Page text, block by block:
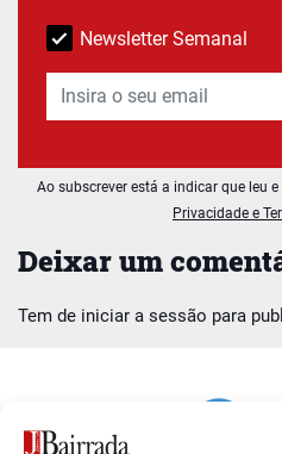
Deixar um
Tem de iniciar a sessão para
Newsletter Semanal
Ao subscrever está a indicar que leu
Privacidade e